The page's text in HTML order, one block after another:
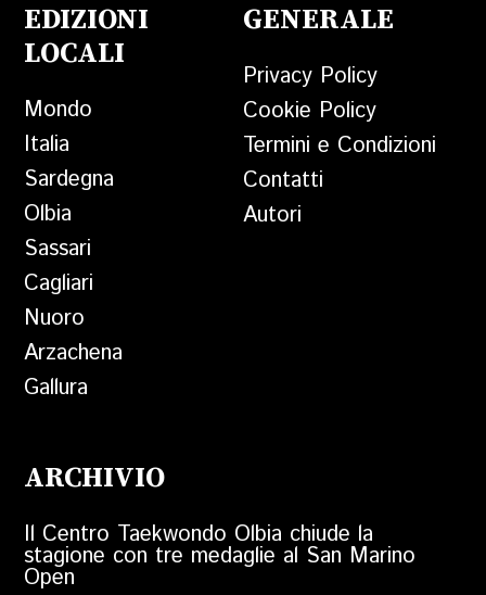
EDIZIONI
LOCALI
Mondo
Italia
Sardegna
Olbia
Sassari
Cagliari
Nuoro
Arzachena
Gallura
GENERALE
Privacy Policy
Cookie Policy
Termini e Condizioni
Contatti
Autori
ARCHIVIO
Il Centro Taekwondo Olbia chiude la
stagione con tre medaglie al San Marino
Open